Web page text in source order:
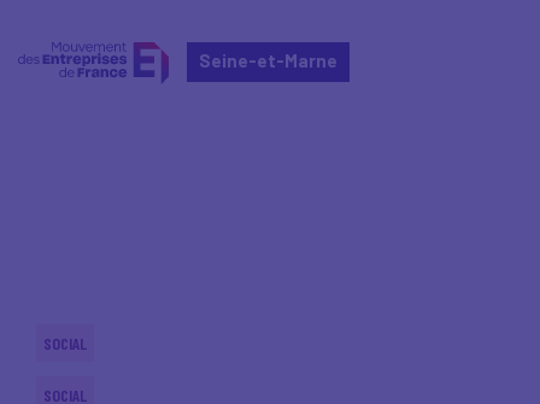
Seine-et-Marne
SOCIAL
SOCIAL